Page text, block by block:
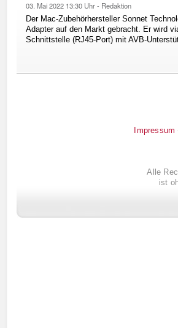
03. Mai 2022 13:30 Uhr - Redaktion
Der Mac-Zubehörhersteller Sonnet
Adapter auf den Markt gebracht. Er wird
Schnittstelle (RJ45-Port) mit AVB-
Impressum
Alle
ist